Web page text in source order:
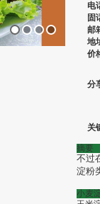
电
固
邮
地
价
分
关
摘要
不过
淀粉
小麦